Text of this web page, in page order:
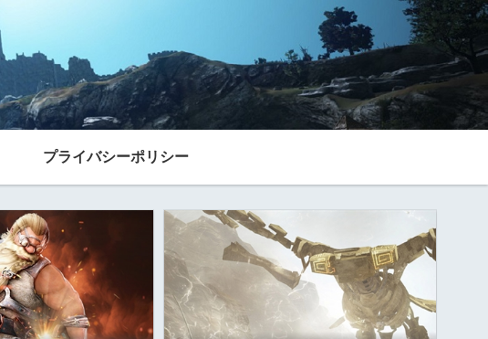
プライバシーポリシー